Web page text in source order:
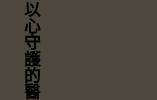
以心守護